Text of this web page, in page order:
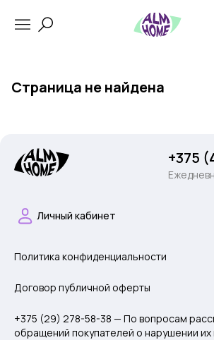
Страница не найдена
+375
Личный кабинет
Политика конфиденциальности
Договор публичной оферты
+375 (29) 278-58-38 — По вопросам
обращений покупателей о нарушении их